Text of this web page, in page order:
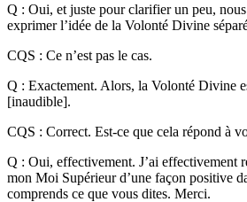
Q : Oui, et juste pour clarifier un peu, nous
exprimer l’idée de la Volonté Divine
CQS : Ce n’est pas le cas.
Q : Exactement. Alors, la Volonté Divine
[inaudible].
CQS : Correct. Est-ce que cela répond à
Q : Oui, effectivement. J’ai effectivement
mon Moi Supérieur d’une façon positive
comprends ce que vous dites. Merci.